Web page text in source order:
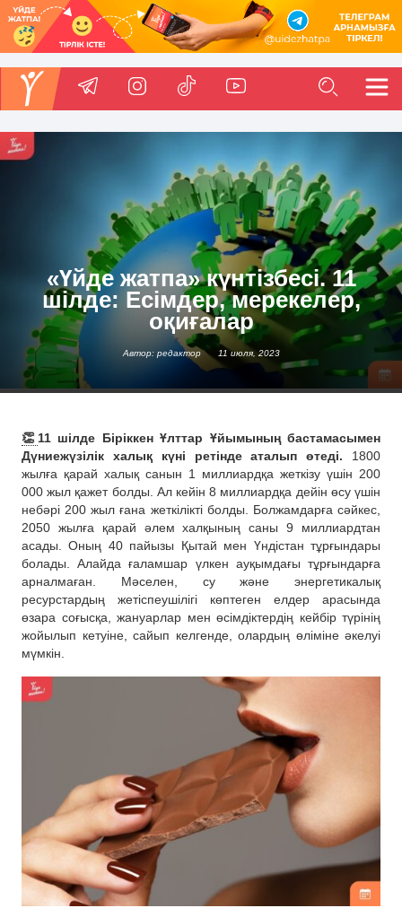
«Үйде жатпа» күнтізбесі. 11
шілде: Есімдер, мерекелер,
оқиғалар
Автор: редактор 11 июля, 2023
👏 11 шілде Біріккен Ұлттар Ұйымының бастамасымен
Дүниежүзілік халық күні ретінде аталып өтеді. 1800
жылға қарай халық санын 1 миллиардқа жеткізу үшін 200
000 жыл қажет болды. Ал кейін 8 миллиардқа дейін өсу үшін
небәрі 200 жыл ғана жеткілікті болды. Болжамдарға сәйкес,
2050 жылға қарай әлем халқының саны 9 миллиардтан
асады. Оның 40 пайызы Қытай мен Үндістан тұрғындары
болады. Алайда ғаламшар үлкен ауқымдағы тұрғындарға
арналмаған. Мәселен, су және энергетикалық
ресурстардың жетіспеушілігі көптеген елдер арасында
өзара соғысқа, жануарлар мен өсімдіктердің кейбір түрінің
жойылып кетуіне, сайып келгенде, олардың өліміне әкелуі
мүмкін.